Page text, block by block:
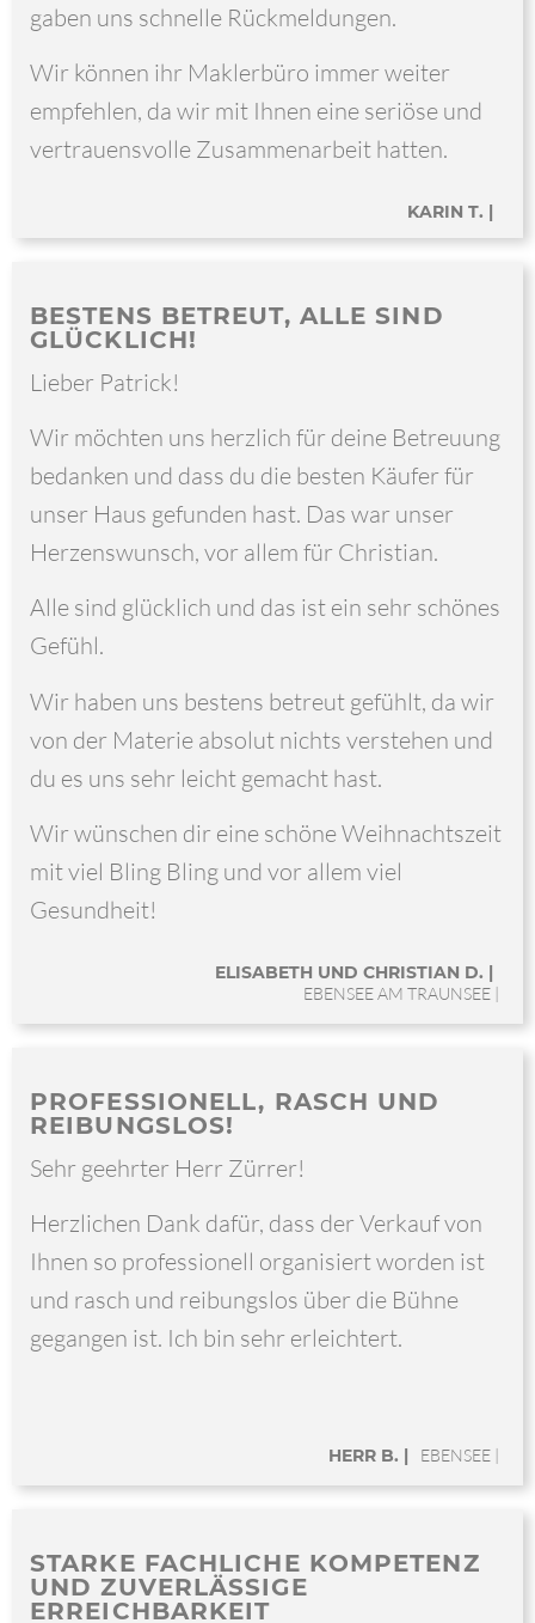
gaben uns schnelle Rückmeldungen.
Wir können ihr Maklerbüro immer weiter
empfehlen, da wir mit Ihnen eine seriöse und
vertrauensvolle Zusammenarbeit hatten.
KARIN T. |
BESTENS BETREUT, ALLE SIND
GLÜCKLICH!
Lieber Patrick!
Wir möchten uns herzlich für deine Betreuung
bedanken und dass du die besten Käufer für
unser Haus gefunden hast. Das war unser
Herzenswunsch, vor allem für Christian.
Alle sind glücklich und das ist ein sehr schönes
Gefühl.
Wir haben uns bestens betreut gefühlt, da wir
von der Materie absolut nichts verstehen und
du es uns sehr leicht gemacht hast.
Wir wünschen dir eine schöne Weihnachtszeit
mit viel Bling Bling und vor allem viel
Gesundheit!
ELISABETH UND CHRISTIAN D. |
EBENSEE AM TRAUNSEE |
PROFESSIONELL, RASCH UND
REIBUNGSLOS!
Sehr geehrter Herr Zürrer!
Herzlichen Dank dafür, dass der Verkauf von
Ihnen so professionell organisiert worden ist
und rasch und reibungslos über die Bühne
gegangen ist. Ich bin sehr erleichtert.
HERR B. | EBENSEE |
STARKE FACHLICHE KOMPETENZ
UND ZUVERLÄSSIGE
ERREICHBARKEIT